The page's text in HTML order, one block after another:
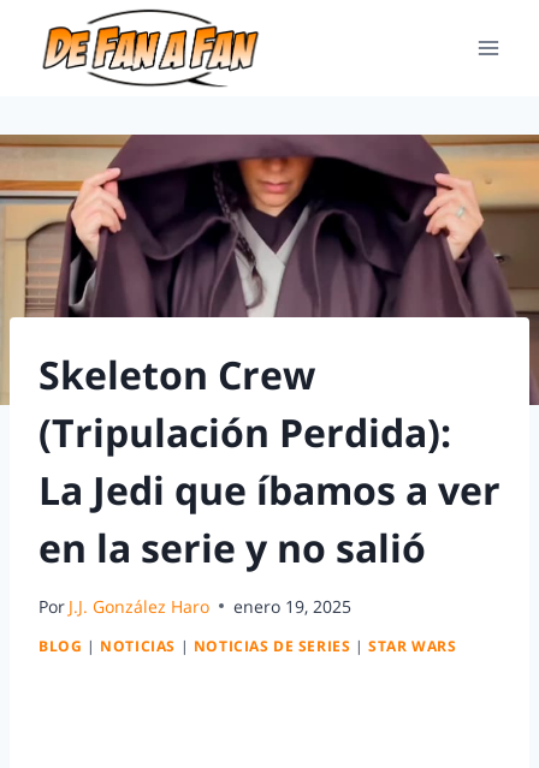
Skeleton Crew
(Tripulación Perdida):
La Jedi que íbamos a ver
en la serie y no salió
Por J.J. González Haro enero 19, 2025
BLOG | NOTICIAS | NOTICIAS DE SERIES |STAR WARS